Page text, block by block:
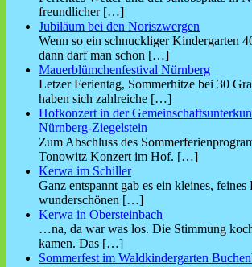
freundlicher […]
Jubiläum bei den Noriszwergen
Wenn so ein schnuckliger Kindergarten
dann darf man schon […]
Mauerblümchenfestival Nürnberg
Letzer Ferientag, Sommerhitze bei 30
haben sich zahlreiche […]
Hofkonzert in der
Nürnberg-Ziegelstein
Zum Abschluss des
Tonowitz Konzert im Hof. […]
Kerwa im Schiller
Ganz entspannt gab es ein kleines,
wunderschönen […]
Kerwa in Obersteinbach
…na, da war was los. Die Stimmung
kamen. Das […]
Sommerfest im Waldkindergarten